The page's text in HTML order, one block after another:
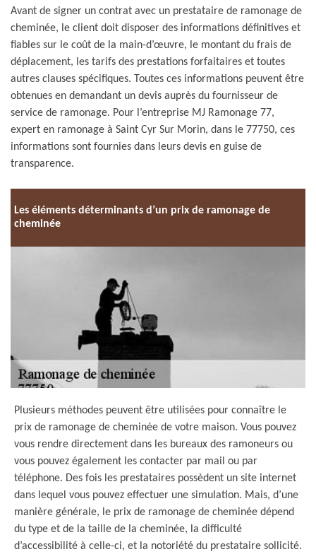
Avant de signer un contrat avec un prestataire de ramonage de
cheminée, le client doit disposer des informations définitives et
fiables sur le coût de la main-d’œuvre, le montant du frais de
déplacement, les tarifs des prestations forfaitaires et toutes
autres clauses spécifiques. Toutes ces informations peuvent être
obtenues en demandant un devis auprès du fournisseur de
service de ramonage. Pour l’entreprise MJ Ramonage 77,
expert en ramonage à Saint Cyr Sur Morin, dans le 77750, ces
informations sont fournies dans leurs devis en guise de
transparence.
Les éléments déterminants d’un prix de ramonage de
cheminée
Plusieurs méthodes peuvent être utilisées pour connaître le
prix de ramonage de cheminée de votre maison. Vous pouvez
vous rendre directement dans les bureaux des ramoneurs ou
vous pouvez également les contacter par mail ou par
téléphone. Des fois les prestataires possèdent un site internet
dans lequel vous pouvez effectuer une simulation. Mais, d’une
manière générale, le prix de ramonage de cheminée dépend
du type et de la taille de la cheminée, la difficulté
d’accessibilité à celle-ci, et la notoriété du prestataire sollicité.